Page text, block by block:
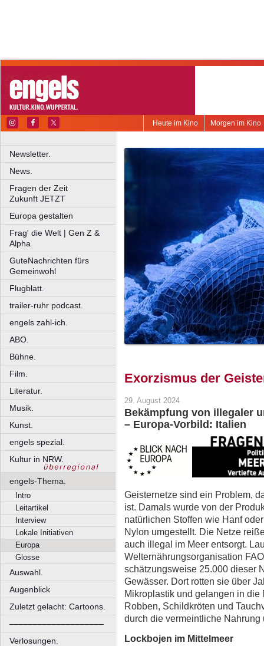
Morgen im Kino
Heute im Kino
Newsletter.
News.
Fragen der Zeit
Zukunft JETZT
Europa gestalten
Frag' die Welt | Gen Z &
Alpha
GuteNachrichten fürs
Gemeinwohl
Flugblatt.
trailer-ruhr podcast.
engels zahl-ich.
ABO.
Bühne.
Film.
Literatur.
Musik.
Kunst.
engels spezial.
Kultur in NRW.
engels-Thema.
Intro
Leitartikel
Interview
Lokale Initiativen
Europa
Glosse
Auswahl.
Augenblick
Zuletzt gelacht: Cartoons.
––––––––––––––––––––
Verlosungen.
Exorzismus der
29. August 2024
Bekämpfung von illegaler
– Europa-Vorbild: Italien
Geisternetze sind ein Problem,
ist. Damals wurde von der
natürlichen Stoffen wie Hanf
Nylon umgestellt. Die Netze
auch illegal im Meer entsorgt.
Welternährungsorganisation
schätzungsweise 25.000 dieser
Gewässer. Dort rotten sie über
Mikroplastik und gelangen in die
Robben, Schildkröten und
durch die vermeintliche Nahrung
Lockbojen im Mittelmeer